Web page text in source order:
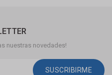
nuestras novedades!
SUSCRIBIRME